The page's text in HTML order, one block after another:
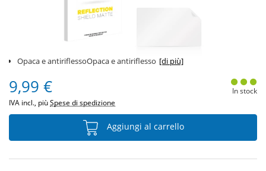
Opaca e antiriflessoOpaca e antiriflesso [di più]
9,99 €
IVA incl., piùSpese di spedizione
In stock
Aggiungi al carrello